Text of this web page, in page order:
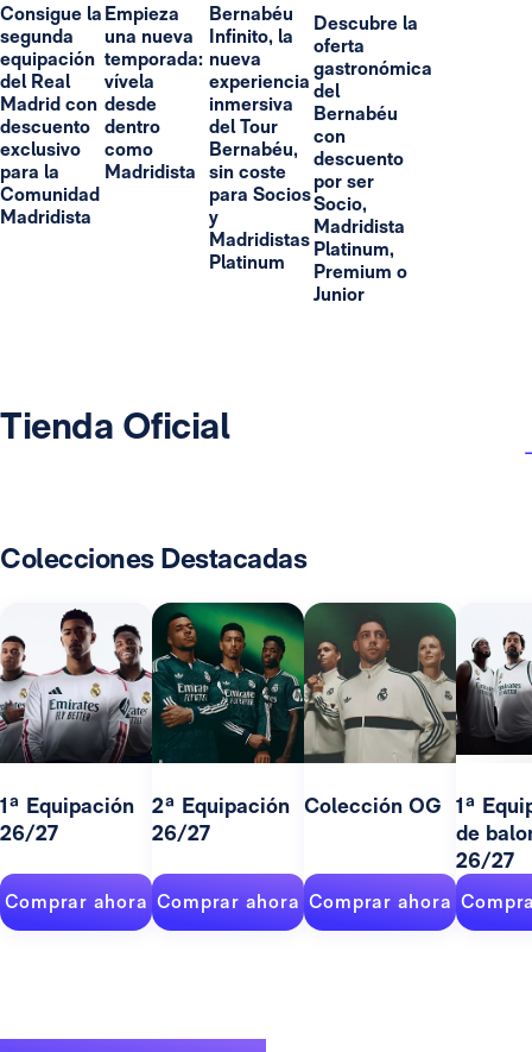
Consigue la
segunda
equipación
del Real
Madrid con
descuento
exclusivo
para la
Comunidad
Madridista
Empieza
una nueva
temporada:
vívela
desde
dentro
como
Madridista
Bernabéu
Infinito, la
nueva
experiencia
inmersiva
del Tour
Bernabéu,
sin coste
para Socios
y
Madridistas
Platinum
Descubre la
oferta
gastronómica
del
Bernabéu
con
descuento
por ser
Socio,
Madridista
Platinum,
Premium o
Junior
Tienda Oficial
Colecciones Destacadas
1ª Equipación
26/27
Comprar ahora
2ª Equipación
26/27
Comprar ahora
Colección OG
Comprar ahora
1ª
de
26/27